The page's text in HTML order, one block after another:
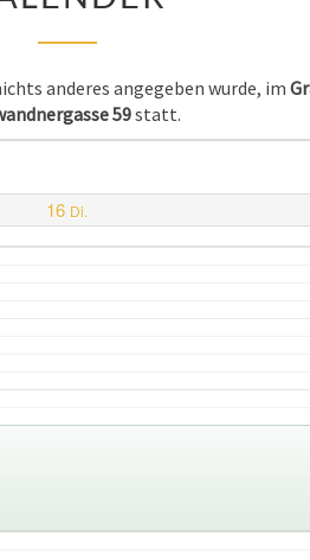
anderes angegeben wurde, im
59statt.
16 Di.